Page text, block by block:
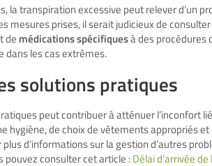
la transpiration excessive peut relever d’un
mesures prises, il serait judicieux de
de médications spécifiquesà des procédures
dans les cas extrêmes.
solutions pratiques
peut contribuer à atténuer l’inconfort
hygiène, de choix de vêtements appropriés
d’informations sur la gestion d’autres
pouvez consulter cet article :Délai d’arrivée